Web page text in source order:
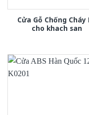
Cửa Gỗ Chống Cháy
cho khach san